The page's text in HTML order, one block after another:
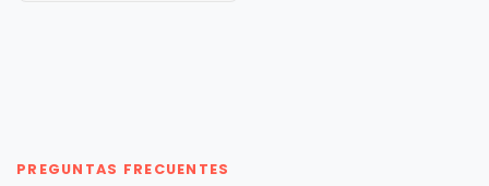
PREGUNTAS FRECUENTES